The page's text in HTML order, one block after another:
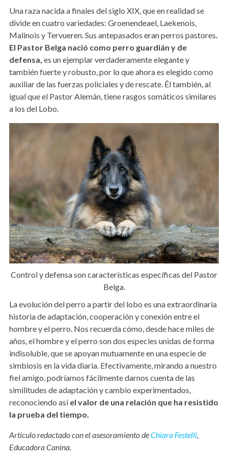
Una raza nacida a finales del siglo XIX, que en realidad se
divide en cuatro variedades: Groenendeael, Laekenois,
Malinois y Tervueren. Sus antepasados ​​eran perros pastores.
El Pastor Belga nació como perro guardián y de
defensa, es un ejemplar verdaderamente elegante y
también fuerte y robusto, por lo que ahora es elegido como
auxiliar de las fuerzas policiales y de rescate. Él también, al
igual que el Pastor Alemán, tiene rasgos somáticos similares
a los del Lobo.
Control y defensa son características específicas del Pastor
Belga.
La evolución del perro a partir del lobo es una extraordinaria
historia de adaptación, cooperación y conexión entre el
hombre y el perro. Nos recuerda cómo, desde hace miles de
años, el hombre y el perro son dos especies unidas de forma
indisoluble, que se apoyan mutuamente en una especie de
simbiosis en la vida diaria. Efectivamente, mirando a nuestro
fiel amigo, podríamos fácilmente darnos cuenta de las
similitudes de adaptación y cambio experimentados,
reconociendo asíel valor de una relación que ha resistido
la prueba del tiempo.
Artículo redactado con el asesoramiento deChiara Festelli,
Educadora Canina.